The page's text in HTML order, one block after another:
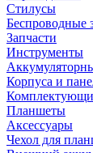
Стилусы
Беспроводные
Запчасти
Инструменты
Корпуса и
Планшеты
Аксессуары
Чехол для